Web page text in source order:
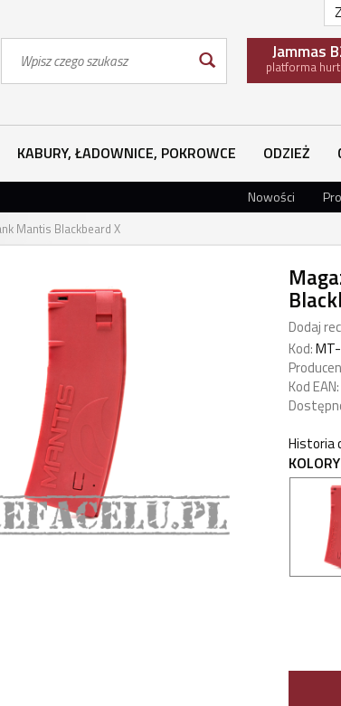
Jammas
platforma
KABURY, ŁADOWNICE, POKROWCE ODZIEŻ
Nowości
Mantis Blackbeard X
Dodaj
Kod:
Kod EAN:
Historia
KOLORY